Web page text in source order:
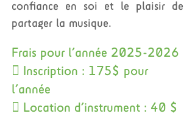
confiance en soi et le plaisir de
partager la musique.
Frais pour l’année 2025-2026
 Inscription : 175$ pour
l’année
 Location d’instrument : 40 $